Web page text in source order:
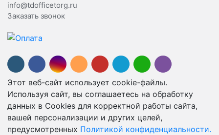
info@tdofficetorg.ru
Заказать звонок
Этот веб-сайт использует cookie-файлы.
Используя сайт, вы соглашаетесь на обработку
данных в Cookies для корректной работы сайта,
вашей персонализации и других целей,
предусмотренных Политикой конфиденциальности.